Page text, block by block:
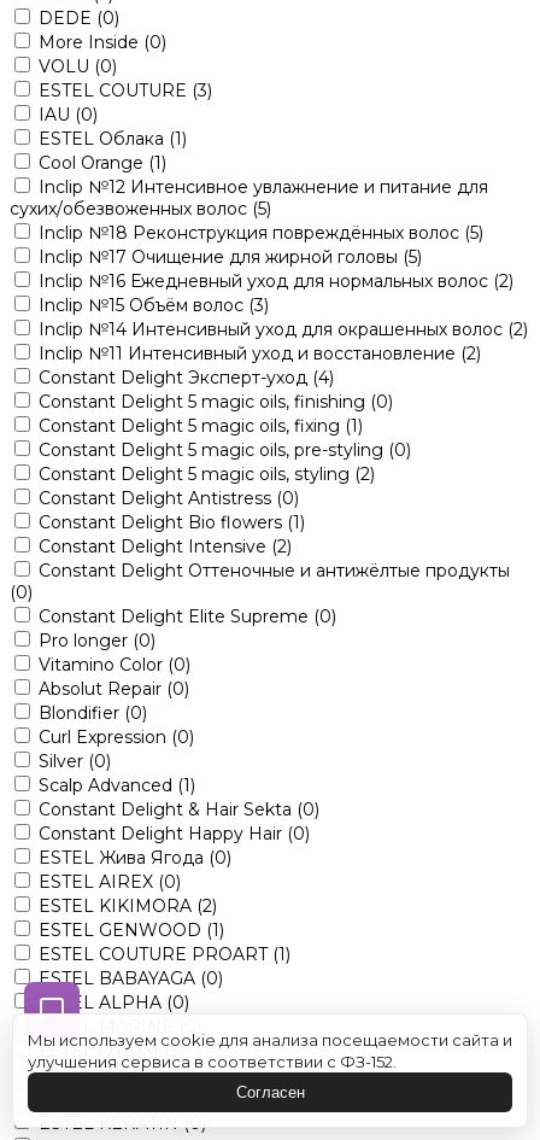
DEDE (0)
More Inside (0)
VOLU (0)
ESTEL COUTURE (3)
IAU (0)
ESTEL Облака (1)
Cool Orange (1)
Inclip №12 Интенсивное увлажнение и питание для
сухих/обезвоженных волос (5)
Inclip №18 Реконструкция повреждённых волос (5)
Inclip №17 Очищение для жирной головы (5)
Inclip №16 Ежедневный уход для нормальных волос (2)
Inclip №15 Объём волос (3)
Inclip №14 Интенсивный уход для окрашенных волос (2)
Inclip №11 Интенсивный уход и восстановление (2)
Constant Delight Эксперт-уход (4)
Constant Delight 5 magic oils, finishing (0)
Constant Delight 5 magic oils, fixing (1)
Constant Delight 5 magic oils, pre-styling (0)
Constant Delight 5 magic oils, styling (2)
Constant Delight Antistress (0)
Constant Delight Bio flowers (1)
Constant Delight Intensive (2)
Constant Delight Оттеночные и антижёлтые продукты
(0)
Constant Delight Elite Supreme (0)
Pro longer (0)
Vitamino Color (0)
Absolut Repair (0)
Blondifier (0)
Curl Expression (0)
Silver (0)
Scalp Advanced (1)
Constant Delight & Hair Sekta (0)
Constant Delight Happy Hair (0)
ESTEL Жива Ягода (0)
ESTEL AIREX (0)
ESTEL KIKIMORA (2)
ESTEL GENWOOD (1)
ESTEL COUTURE PROART (1)
ESTEL BABAYAGA (0)
ESTEL ALPHA (0)
ESTEL OTIUM(3)
ESTEL VEDMA(0)
ESTEL KERATIN (0)
Мы используем cookie для анализа посещаемости сайта и
улучшения сервиса в соответствии с ФЗ-152.
Согласен